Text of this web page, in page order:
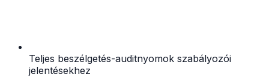
Teljes beszélgetés-auditnyomok szabályozói
jelentésekhez